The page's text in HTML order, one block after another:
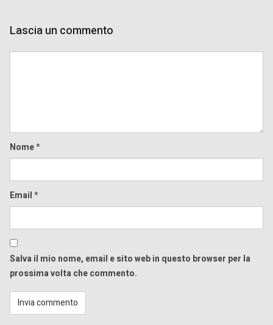
Lascia un commento
Nome*
Email*
Salva il mio nome, email e sito web in questo browser per la
prossima volta che commento.